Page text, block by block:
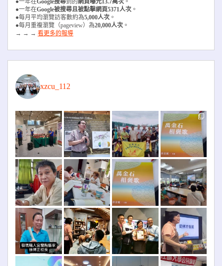
●一年在Google搜尋到的網頁曝光13.7萬次 。
●一年在Google被搜尋且被點擊網頁5371人次 。
●每月平均瀏覽訪客數約為5,000人次 。
●每月重複瀏覽（pageview）為20,000人次 。
→ → → 看更多的報導
xzcu_112